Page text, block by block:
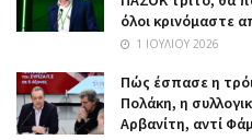
όλοι κρινόμαστε
1 ΙΟΥΛΊΟΥ 2026
Πώς έσπασε η
Πολάκη, η
Αρβανίτη, αντί